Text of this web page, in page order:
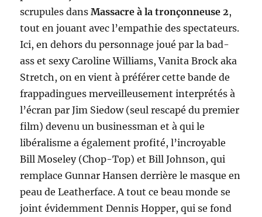
scrupules dansMassacre à la tronçonneuse 2,
tout en jouant avec l’empathie des spectateurs.
Ici, en dehors du personnage joué par la bad-
ass et sexy Caroline Williams, Vanita Brock aka
Stretch, on en vient à préférer cette bande de
frappadingues merveilleusement interprétés à
l’écran par Jim Siedow (seul rescapé du premier
film) devenu un businessman et à qui le
libéralisme a également profité, l’incroyable
Bill Moseley (Chop-Top) et Bill Johnson, qui
remplace Gunnar Hansen derrière le masque en
peau de Leatherface. A tout ce beau monde se
joint évidemment Dennis Hopper, qui se fond